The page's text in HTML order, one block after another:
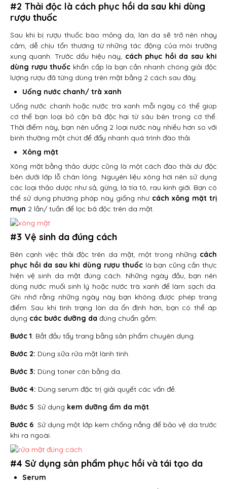
#2 Thải độc là cách phục hồi da sau khi dùng
rượu thuốc
Sau khi bị rượu thuốc bào mỏng da, làn da sẽ trở nên nhạy
cảm, dễ chịu tổn thương từ những tác động của môi trường
xung quanh. Trước dấu hiệu này, cách phục hồi da sau khi
dùng rượu thuốc khẩn cấp là bạn cần nhanh chóng giải độc
lượng rượu đã từng dùng trên mặt bằng 2 cách sau đây:
Uống nước chanh/ trà xanh
Uống nước chanh hoặc nước trà xanh mỗi ngày có thể giúp
cơ thể bạn loại bỏ cặn bã độc hại từ sâu bên trong cơ thể.
Thời điểm này, bạn nên uống 2 loại nước này nhiều hơn so với
bình thường một chút để đẩy nhanh quá trình đào thải.
Xông mặt
Xông mặt bằng thảo dược cũng là một cách đào thải dư độc
bên dưới lớp lỗ chân lông. Nguyên liệu xông hơi nên sử dụng
các loại thảo dược như sả, gừng, lá tía tô, rau kinh giới. Bạn có
thể sử dụng phương pháp này giống như cách xông mặt trị
mụn 2 lần/ tuần để lọc bã độc trên da mặt.
#3 Vệ sinh da đúng cách
Bên cạnh việc thải độc trên da mặt, một trong những cách
phục hồi da sau khi dùng rượu thuốc là bạn cũng cần thực
hiện vệ sinh da mặt đúng cách. Những ngày đầu, bạn nên
dùng nước muối sinh lý hoặc nước trà xanh để làm sạch da.
Ghi nhớ rằng những ngày này bạn không được phép trang
điểm. Sau khi tình trạng làn da ổn định hơn, bạn có thể áp
dụng các bước dưỡng da đúng chuẩn gồm:
Bước 1: Bắt đầu tẩy trang bằng sản phẩm chuyên dụng.
Bước 2: Dùng sữa rửa mặt lành tính.
Bước 3: Dùng toner cân bằng da.
Bước 4: Dùng serum đặc trị giải quyết các vấn đề.
Bước 5: Sử dụng kem dưỡng ẩm da mặt.
Bước 6: Sử dụng một lớp kem chống nắng để bảo vệ da trước
khi ra ngoài.
#4 Sử dụng sản phẩm phục hồi và tái tạo da
Serum